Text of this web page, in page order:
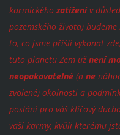
karmickéhozatíženív
pozemského života)
to, co jsme přišli vykonat
tuto planetu Zem užnení
neopakovatelné (a ne
zvolené) okolnosti a
poslání pro váš klíčový
vaší karmy, kvůli kterému